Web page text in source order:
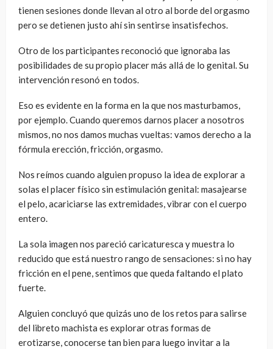
tienen sesiones donde llevan al otro al borde del orgasmo
pero se detienen justo ahí sin sentirse insatisfechos.
Otro de los participantes reconoció que ignoraba las
posibilidades de su propio placer más allá de lo genital. Su
intervención resonó en todos.
Eso es evidente en la forma en la que nos masturbamos,
por ejemplo. Cuando queremos darnos placer a nosotros
mismos, no nos damos muchas vueltas: vamos derecho a la
fórmula erección, fricción, orgasmo.
Nos reímos cuando alguien propuso la idea de explorar a
solas el placer físico sin estimulación genital: masajearse
el pelo, acariciarse las extremidades, vibrar con el cuerpo
entero.
La sola imagen nos pareció caricaturesca y muestra lo
reducido que está nuestro rango de sensaciones: si no hay
fricción en el pene, sentimos que queda faltando el plato
fuerte.
Alguien concluyó que quizás uno de los retos para salirse
del libreto machista es explorar otras formas de
erotizarse, conocerse tan bien para luego invitar a la